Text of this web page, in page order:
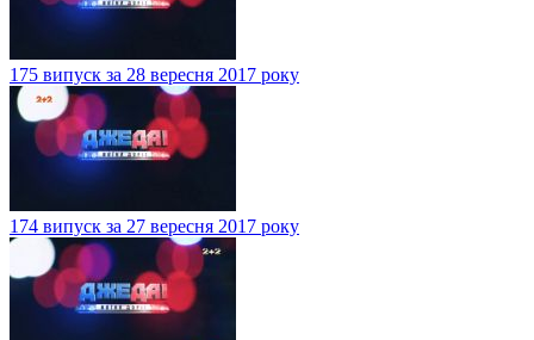
175 випуск за 28 вересня 2017 року
174 випуск за 27 вересня 2017 року